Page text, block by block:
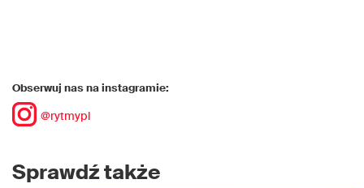
Obserwuj nas na instagramie:
@rytmypl
Sprawdź także